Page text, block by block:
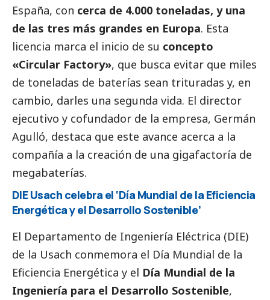
España, con cerca de 4.000 toneladas, y una
de las tres más grandes en Europa. Esta
licencia marca el inicio de su concepto
«Circular Factory», que busca evitar que miles
de toneladas de baterías sean trituradas y, en
cambio, darles una segunda vida. El director
ejecutivo y cofundador de la empresa, Germán
Agulló, destaca que este avance acerca a la
compañía a la creación de una gigafactoría de
megabaterías.
DIE Usach celebra el ‘Día Mundial de la Eficiencia
Energética y el Desarrollo Sostenible’
El Departamento de Ingeniería Eléctrica (DIE)
de la Usach conmemora el Día Mundial de la
Eficiencia Energética y el Día Mundial de la
Ingeniería para el Desarrollo Sostenible,